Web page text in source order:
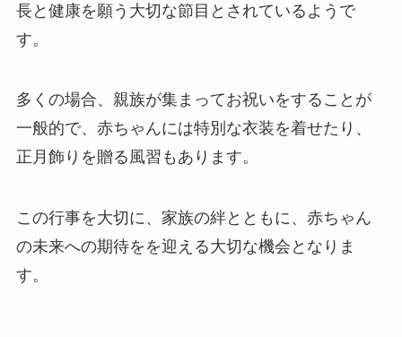
長と健康を願う大切な節目とされているようで
す。
多くの場合、親族が集まってお祝いをすることが
一般的で、赤ちゃんには特別な衣装を着せたり、
正月飾りを贈る風習もあります。
この行事を大切に、家族の絆とともに、赤ちゃん
の未来への期待をを迎える大切な機会となりま
す。